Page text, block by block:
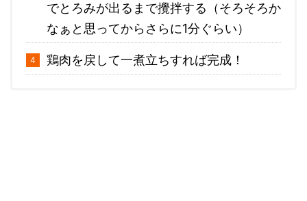
でとろみが出るまで攪拌する（そろそろか
なぁと思ってからさらに1分ぐらい）
鶏肉を戻して一煮立ちすれば完成！